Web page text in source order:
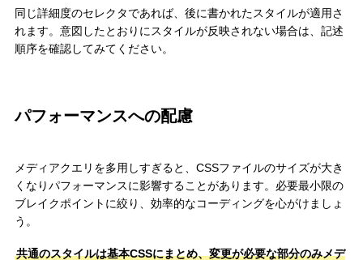
同じ詳細度のセレクタであれば、後に書かれたスタイルが適用さ
れます。意図したとおりにスタイルが反映されない場合は、記述
順序を確認してみてください。
パフォーマンスへの配慮
メディアクエリを多用しすぎると、CSSファイルのサイズが大き
くなりパフォーマンスに影響することがあります。必要最小限の
ブレイクポイントに絞り、効率的なコーディングを心がけましょ
う。
共通のスタイルは基本CSSにまとめ、変更が必要な部分のみメデ